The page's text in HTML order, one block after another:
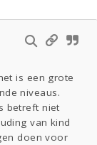
is een grote
niveaus.
betreft niet
van kind
doen voor